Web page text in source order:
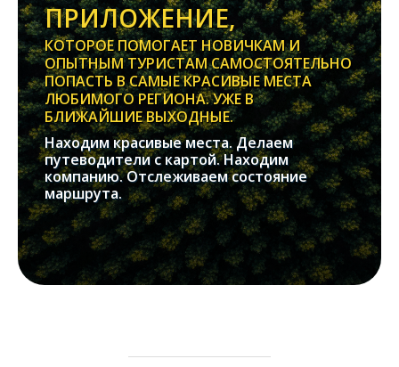
ПРИЛОЖЕНИЕ,
КОТОРОЕ ПОМОГАЕТ НОВИЧКАМ И
ОПЫТНЫМ ТУРИСТАМ САМОСТОЯТЕЛЬНО
ПОПАСТЬ В САМЫЕ КРАСИВЫЕ МЕСТА
ЛЮБИМОГО РЕГИОНА. УЖЕ В
БЛИЖАЙШИЕ ВЫХОДНЫЕ.
Находим красивые места. Делаем
путеводители с картой. Находим
компанию. Отслеживаем состояние
маршрута.